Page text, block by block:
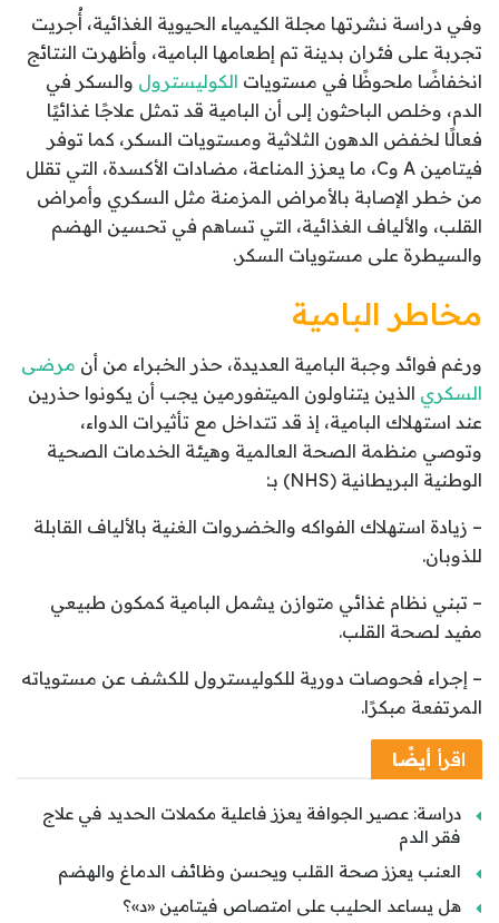
وفي دراسة نشرتها مجلة الكيمياء الحيوية الغذائية، أُجريت
تجربة على فئران بدينة تم إطعامها البامية، وأظهرت النتائج
انخفاضًا ملحوظًا في مستويات الكوليسترول والسكر في
الدم، وخلص الباحثون إلى أن البامية قد تمثل علاجًا غذائيًا
فعالًا لخفض الدهون الثلاثية ومستويات السكر، كما توفر
فيتامين A وC، ما يعزز المناعة، مضادات الأكسدة، التي تقلل
من خطر الإصابة بالأمراض المزمنة مثل السكري وأمراض
القلب، والألياف الغذائية، التي تساهم في تحسين الهضم
والسيطرة على مستويات السكر.
مخاطر البامية
ورغم فوائد وجبة البامية العديدة، حذر الخبراء من أن مرضى
السكري الذين يتناولون الميتفورمين يجب أن يكونوا حذرين
عند استهلاك البامية، إذ قد تتداخل مع تأثيرات الدواء،
وتوصي منظمة الصحة العالمية وهيئة الخدمات الصحية
الوطنية البريطانية (NHS) بـ:
– زيادة استهلاك الفواكه والخضروات الغنية بالألياف القابلة
للذوبان.
– تبني نظام غذائي متوازن يشمل البامية كمكون طبيعي
مفيد لصحة القلب.
– إجراء فحوصات دورية للكوليسترول للكشف عن مستوياته
المرتفعة مبكرًا.
اقرأ أيضًا
دراسة: عصير الجوافة يعزز فاعلية مكملات الحديد في علاج
فقر الدم
العنب يعزز صحة القلب ويحسن وظائف الدماغ والهضم
هل يساعد الحليب على امتصاص فيتامين «د»؟